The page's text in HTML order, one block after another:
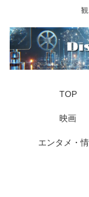
TOP
映画
エンタメ・